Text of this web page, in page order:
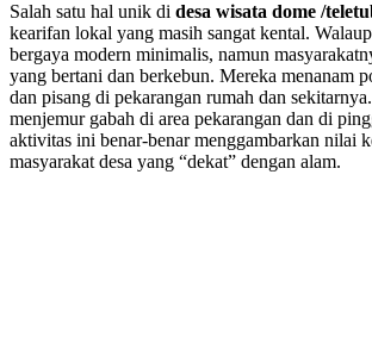
Salah satu hal unik di desa wisata dome /
kearifan lokal yang masih sangat kental.
bergaya modern minimalis, namun
yang bertani dan berkebun. Mereka menanam
dan pisang di pekarangan rumah dan
menjemur gabah di area pekarangan dan di
aktivitas ini benar-benar menggambarkan nilai
masyarakat desa yang “dekat” dengan alam.